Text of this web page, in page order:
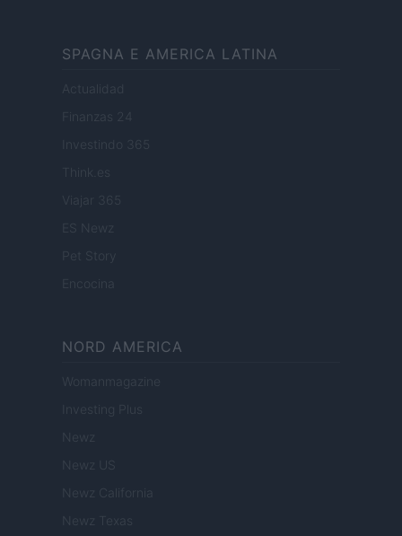
SPAGNA E AMERICA LATINA
Actualidad
Finanzas 24
Investindo 365
Think.es
Viajar 365
ES Newz
Pet Story
Encocina
NORD AMERICA
Womanmagazine
Investing Plus
Newz
Newz US
Newz California
Newz Texas